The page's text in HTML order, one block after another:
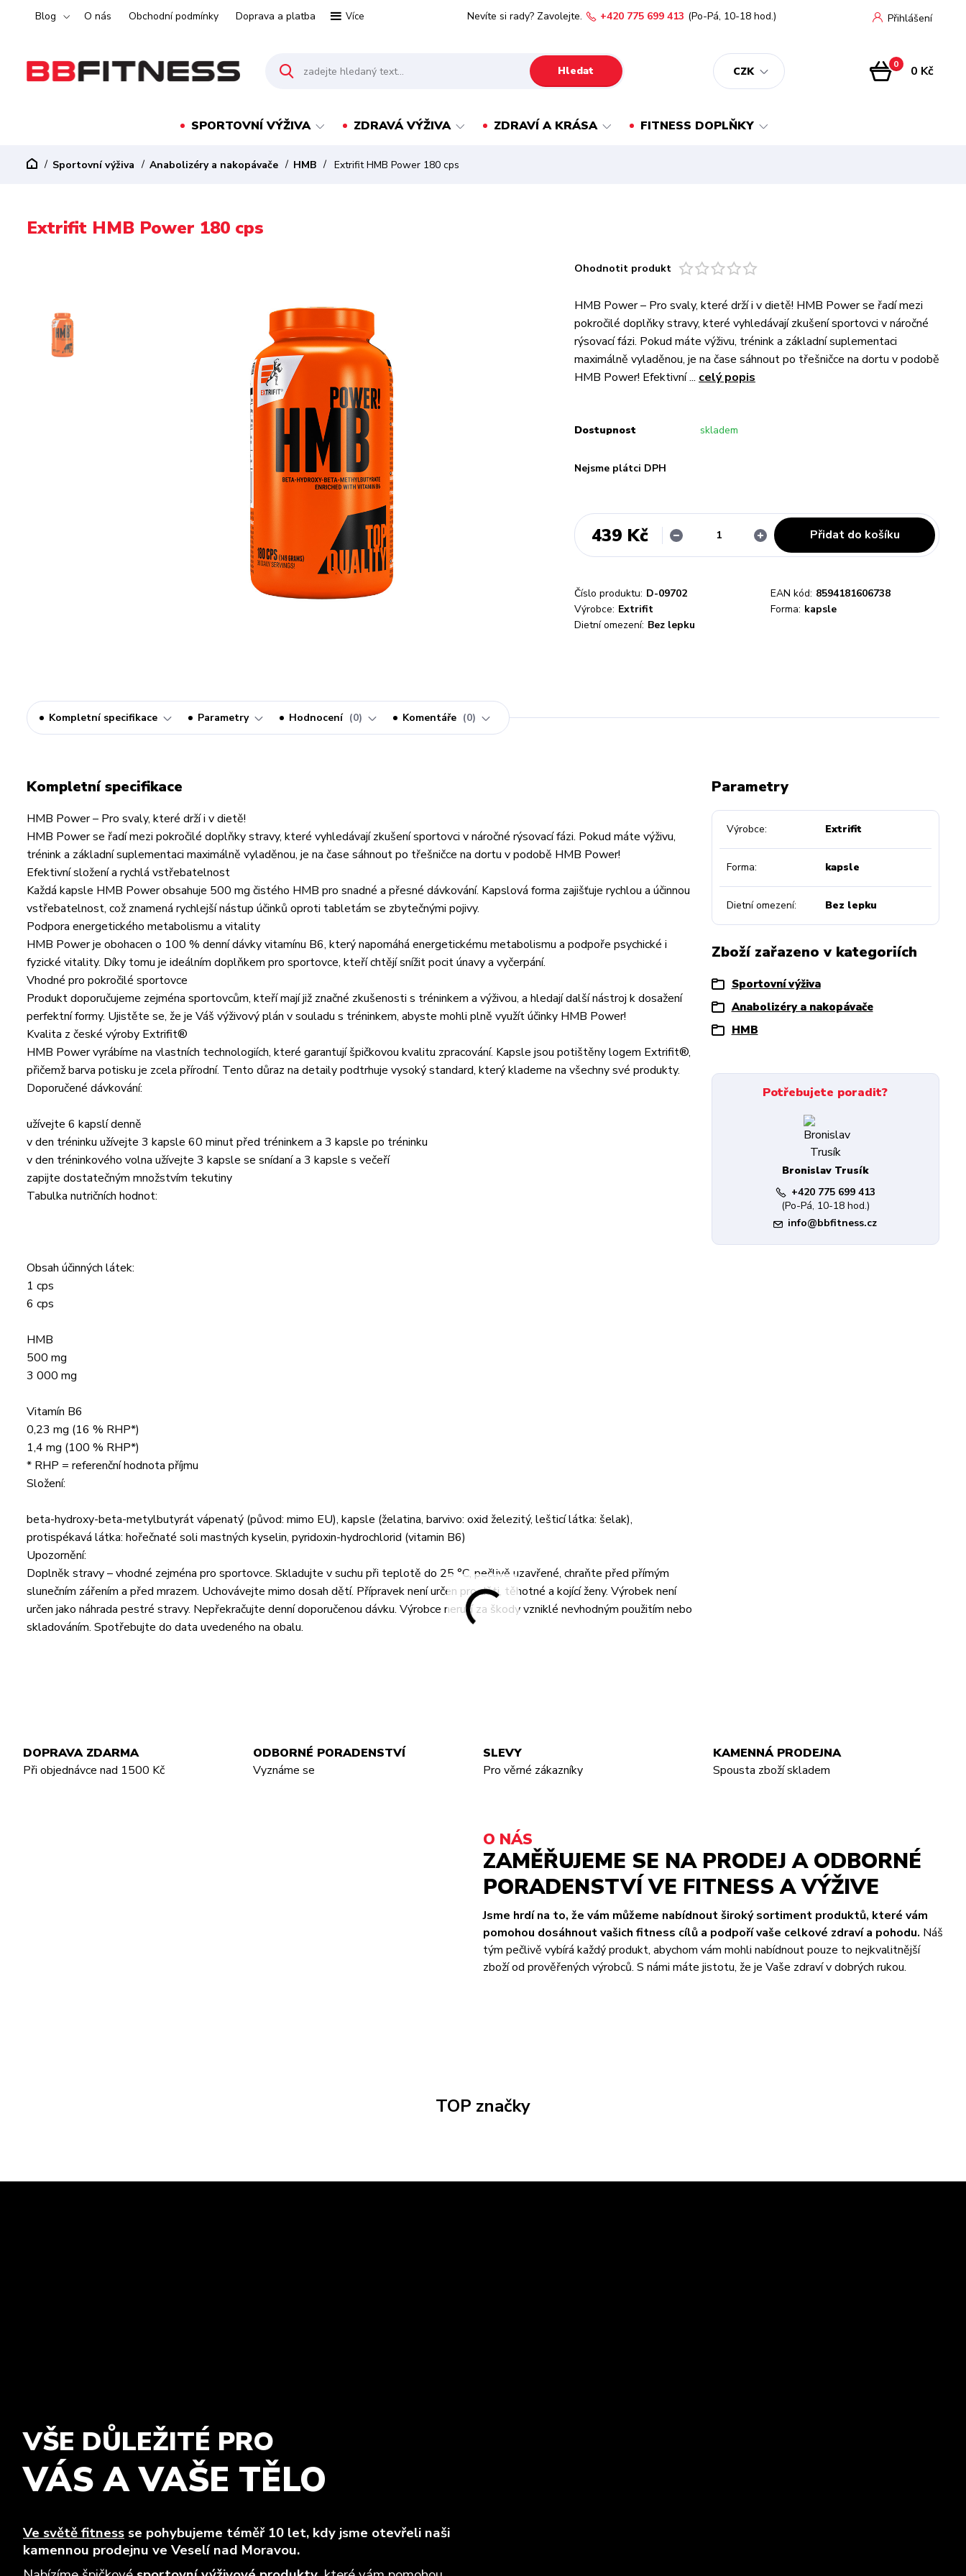
Blog O nás Obchodní podmínky Doprava a platba Více
CZK
Přihlášení
Hledat
Nevíte si rady? Zavolejte. +420 775 699 413 (Po-Pá, 10-18 hod.)
0 0 Kč
SPORTOVNÍ VÝŽIVA ZDRAVÁ VÝŽIVA ZDRAVÍ A KRÁSA FITNESS DOPLŇKY
Sportovní výživa Anabolizéry a nakopávače HMB Extrifit HMB Power 180 cps
Extrifit HMB Power 180 cps
Ohodnotit produkt
HMB Power – Pro svaly, které drží i v dietě! HMB Power se řadí mezi
pokročilé doplňky stravy, které vyhledávají zkušení sportovci v náročné
rýsovací fázi. Pokud máte výživu, trénink a základní suplementaci
maximálně vyladěnou, je na čase sáhnout po třešničce na dortu v podobě
HMB Power! Efektivní ... celý popis
Dostupnost skladem
Nejsme plátci DPH
439 Kč Přidat do košíku
Číslo produktu: D-09702 EAN kód: 8594181606738
Výrobce: Extrifit Forma: kapsle
Dietní omezení: Bez lepku
Kompletní specifikace Parametry Hodnocení 0 Komentáře 0
Kompletní specifikace
HMB Power – Pro svaly, které drží i v dietě!
HMB Power se řadí mezi pokročilé doplňky stravy, které vyhledávají zkušení sportovci v náročné rýsovací fázi. Pokud máte výživu,
trénink a základní suplementaci maximálně vyladěnou, je na čase sáhnout po třešničce na dortu v podobě HMB Power!
Efektivní složení a rychlá vstřebatelnost
Každá kapsle HMB Power obsahuje 500 mg čistého HMB pro snadné a přesné dávkování. Kapslová forma zajišťuje rychlou a účinnou
vstřebatelnost, což znamená rychlejší nástup účinků oproti tabletám se zbytečnými pojivy.
Podpora energetického metabolismu a vitality
HMB Power je obohacen o 100 % denní dávky vitamínu B6, který napomáhá energetickému metabolismu a podpoře psychické i
fyzické vitality. Díky tomu je ideálním doplňkem pro sportovce, kteří chtějí snížit pocit únavy a vyčerpání.
Vhodné pro pokročilé sportovce
Produkt doporučujeme zejména sportovcům, kteří mají již značné zkušenosti s tréninkem a výživou, a hledají další nástroj k dosažení
perfektní formy. Ujistěte se, že je Váš výživový plán v souladu s tréninkem, abyste mohli plně využít účinky HMB Power!
Kvalita z české výroby Extrifit®
HMB Power vyrábíme na vlastních technologiích, které garantují špičkovou kvalitu zpracování. Kapsle jsou potištěny logem Extrifit®,
přičemž barva potisku je zcela přírodní. Tento důraz na detaily podtrhuje vysoký standard, který klademe na všechny své produkty.
Doporučené dávkování:
užívejte 6 kapslí denně
v den tréninku užívejte 3 kapsle 60 minut před tréninkem a 3 kapsle po tréninku
v den tréninkového volna užívejte 3 kapsle se snídaní a 3 kapsle s večeří
zapijte dostatečným množstvím tekutiny
Tabulka nutričních hodnot:
Obsah účinných látek:
1 cps
6 cps
HMB
500 mg
3 000 mg
Vitamín B6
0,23 mg (16 % RHP*)
1,4 mg (100 % RHP*)
* RHP = referenční hodnota příjmu
Složení:
beta-hydroxy-beta-metylbutyrát vápenatý (původ: mimo EU), kapsle (želatina, barvivo: oxid železitý, lešticí látka: šelak),
protispékavá látka: hořečnaté soli mastných kyselin, pyridoxin-hydrochlorid (vitamin B6)
Upozornění:
Doplněk stravy – vhodné zejména pro sportovce. Skladujte v suchu při teplotě do 25 °C, pečlivě uzavřené, chraňte před přímým
slunečním zářením a před mrazem. Uchovávejte mimo dosah dětí. Přípravek není určen pro děti, těhotné a kojící ženy. Výrobek není
určen jako náhrada pestré stravy. Nepřekračujte denní doporučenou dávku. Výrobce neručí za škody vzniklé nevhodným použitím nebo
skladováním. Spotřebujte do data uvedeného na obalu.
Parametry
Výrobce Extrifit
Forma kapsle
Dietní omezení Bez lepku
Zboží zařazeno v kategoriích
Sportovní výživa
Anabolizéry a nakopávače
HMB
Potřebujete poradit?
Bronislav Trusík
+420 775 699 413
(Po-Pá, 10-18 hod.)
info@bbfitness.cz
DOPRAVA ZDARMA
Při objednávce nad 1500 Kč
ODBORNÉ PORADENSTVÍ
Vyznáme se
SLEVY
Pro věrné zákazníky
KAMENNÁ PRODEJNA
Spousta zboží skladem
O NÁS
ZAMĚŘUJEME SE NA PRODEJ A ODBORNÉ
PORADENSTVÍ VE FITNESS A VÝŽIVE
Jsme hrdí na to, že vám můžeme nabídnout široký sortiment produktů, které vám
pomohou dosáhnout vašich fitness cílů a podpoří vaše celkové zdraví a pohodu. Náš
tým pečlivě vybírá každý produkt, abychom vám mohli nabídnout pouze to nejkvalitnější
zboží od prověřených výrobců. S námi máte jistotu, že je Vaše zdraví v dobrých rukou.
TOP značky
VŠE DŮLEŽITÉ PRO
VÁS A VAŠE TĚLO
Ve světě fitness se pohybujeme téměř 10 let, kdy jsme otevřeli naši
kamennou prodejnu ve Veselí nad Moravou.